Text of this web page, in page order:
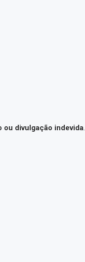
ou divulgação indevida.